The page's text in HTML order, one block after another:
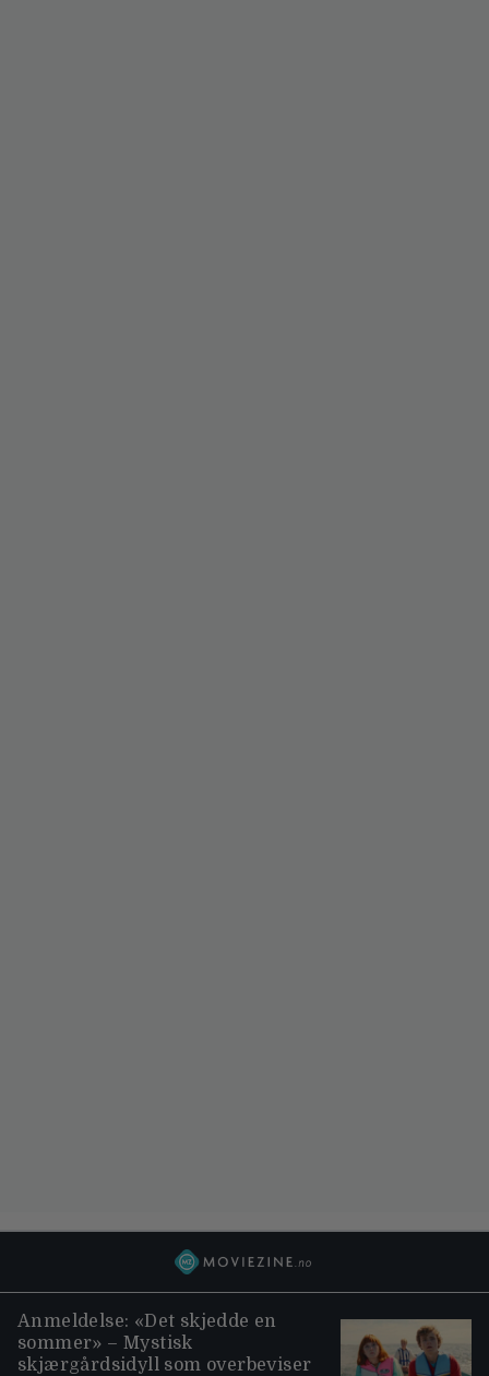
Anmeldelse: «Det skjedde en
sommer» – Mystisk
skjærgårdsidyll som overbeviser